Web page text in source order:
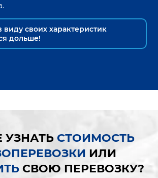
виду своих характеристик
дольше!
УЗНАТЬ СТОИМОСТЬ
ИЛИ
СВОЮ ПЕРЕВОЗКУ?